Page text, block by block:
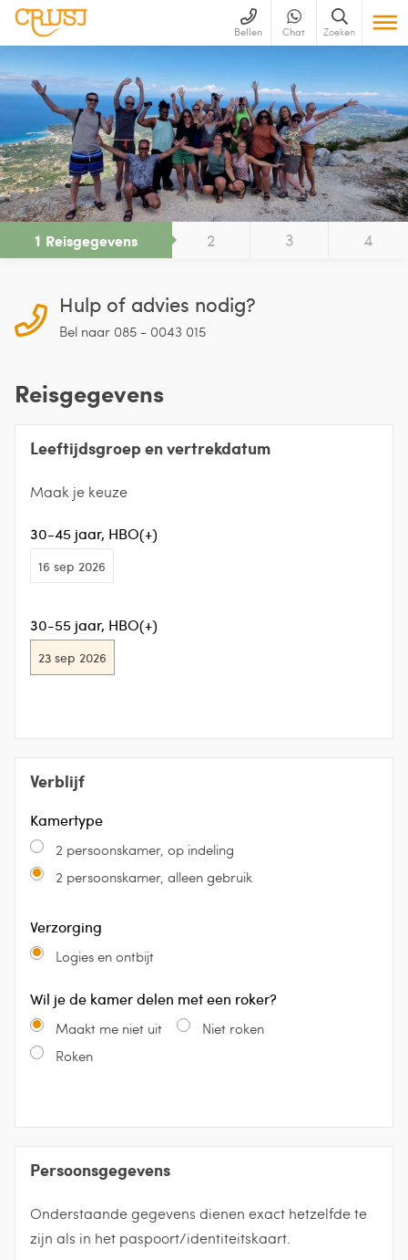
Bellen Chat Zoeken
1 Reisgegevens 2 3 4
Hulp of advies nodig?
Bel naar 085 - 0043 015
Reisgegevens
Leeftijdsgroep en vertrekdatum
Maak je keuze
30-45 jaar, HBO(+)
16 sep 2026
30-55 jaar, HBO(+)
23 sep 2026
Verblijf
Kamertype
2 persoonskamer, op indeling
2 persoonskamer, alleen gebruik
Verzorging
Logies en ontbijt
Wil je de kamer delen met een roker?
Maakt me niet uit
Niet roken
Roken
Persoonsgegevens
Onderstaande gegevens dienen exact hetzelfde te
zijn als in het paspoort/identiteitskaart.